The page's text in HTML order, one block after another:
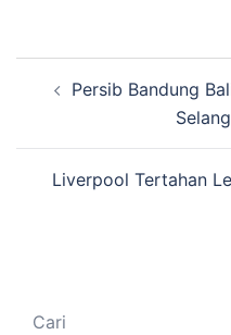
TulisanPersib Bandung
Liverpool Tertahan
Cari